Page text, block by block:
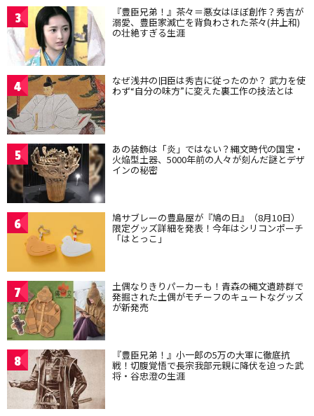
3 『豊臣兄弟！』茶々＝悪女はほぼ創作？秀吉が
溺愛、豊臣家滅亡を背負わされた茶々(井上和)
の壮絶すぎる生涯
4 なぜ浅井の旧臣は秀吉に従ったのか？ 武力を使
わず“自分の味方”に変えた裏工作の技法とは
5 あの装飾は「炎」ではない？縄文時代の国宝・
火焔型土器、5000年前の人々が刻んだ謎とデザ
インの秘密
6 鳩サブレーの豊島屋が『鳩の日』（8月10日）
限定グッズ詳細を発表！今年はシリコンポーチ
「はとっこ」
7 土偶なりきりパーカーも！青森の縄文遺跡群で
発掘された土偶がモチーフのキュートなグッズ
が新発売
8 『豊臣兄弟！』小一郎の5万の大軍に徹底抗
戦！切腹覚悟で長宗我部元親に降伏を迫った武
将・谷忠澄の生涯